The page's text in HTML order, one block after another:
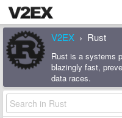
V2EX › Rust
Rust is a systems
blazingly fast,
data races.